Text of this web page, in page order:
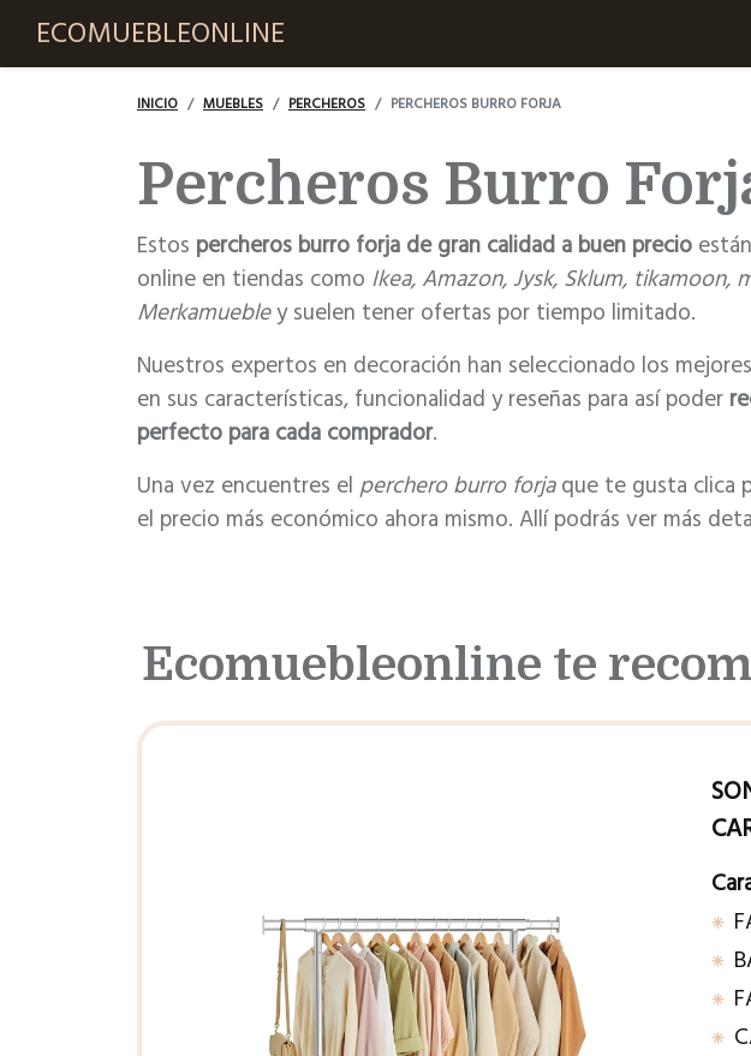
ECOMUEBLEONLINE
INICIO MUEBLES PERCHEROS PERCHEROS BURRO FORJA
Percheros Burro
Estos percheros burro forja de gran calidad a buen precio
online en tiendas como Ikea, Amazon, Jysk, Sklum, tikamoon,
Merkamuebley suelen tener ofertas por tiempo limitado.
Nuestros expertos en decoración han seleccionado los
en sus características, funcionalidad y reseñas para así poder
perfecto para cada comprador.
Una vez encuentres el perchero burro forjaque te gusta clica
el precio más económico ahora mismo. Allí podrás ver más
Ecomuebleonline te